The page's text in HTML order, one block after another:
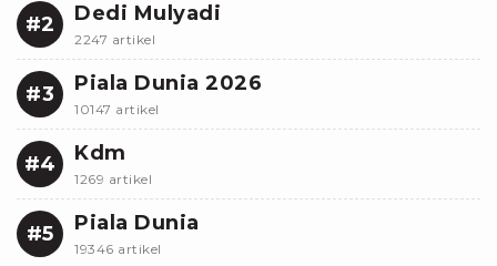
#2 Dedi Mulyadi
2247 artikel
#3 Piala Dunia 2026
10147 artikel
#4 Kdm
1269 artikel
#5 Piala Dunia
19346 artikel